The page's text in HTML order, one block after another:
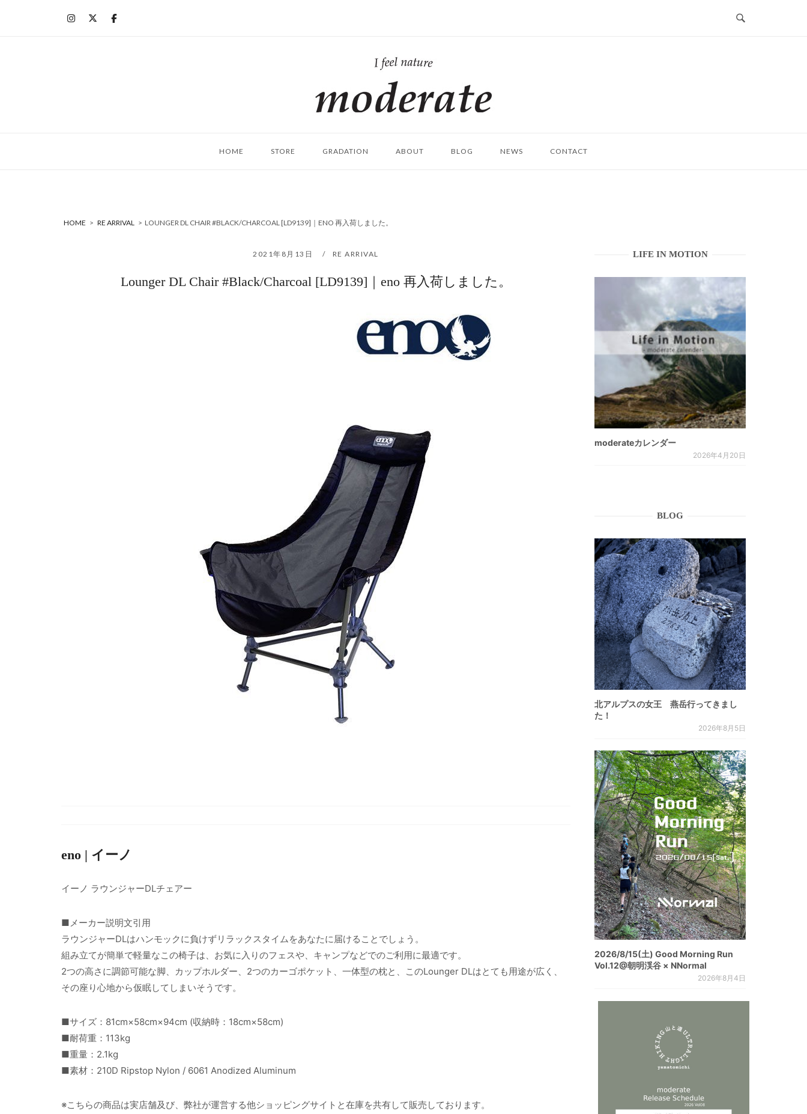
ム
HOME STORE GRADATION ABOUT BLOG NEWS CONTACT
HOME > RE ARRIVAL > LOUNGER DL CHAIR #BLACK/CHARCOAL [LD9139]｜ENO 再入荷しました。
2021年8月13日 RE ARRIVAL
Lounger DL Chair #Black/Charcoal [LD9139]｜eno 再入荷しました。
eno | イーノ
イーノ ラウンジャーDLチェアー
■メーカー説明文引用
ラウンジャーDLはハンモックに負けずリラックスタイムをあなたに届けることでしょう。
組み立てが簡単で軽量なこの椅子は、お気に入りのフェスや、キャンプなどでのご利用に最適です。
2つの高さに調節可能な脚、カップホルダー、2つのカーゴポケット、一体型の枕と、このLounger DLはとても用途が広く、
その座り心地から仮眠してしまいそうです。
■サイズ：81cm×58cm×94cm (収納時：18cm×58cm)
■耐荷重：113kg
■重量：2.1kg
■素材：210D Ripstop Nylon / 6061 Anodized Aluminum
※こちらの商品は実店舗及び、弊社が運営する他ショッピングサイトと在庫を共有して販売しております。
LIFE IN MOTION
moderateカレンダー
2026年4月20日
BLOG
北アルプスの女王 燕岳行ってきまし
た！
2026年8月5日
2026/8/15(土) Good Morning Run
Vol.12@朝明渓谷 × NNormal
2026年8月4日